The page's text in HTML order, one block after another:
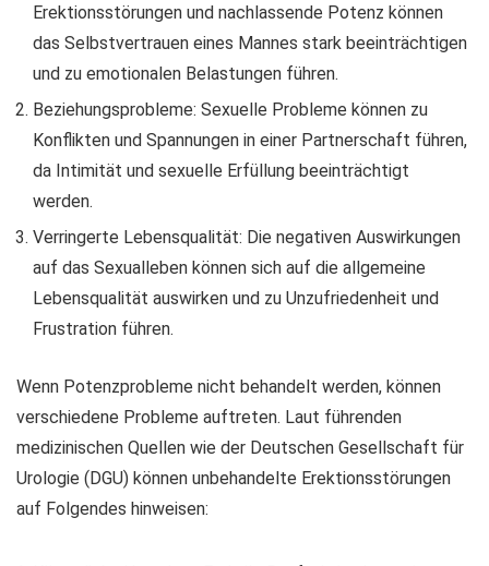
Erektionsstörungen und nachlassende Potenz können
das Selbstvertrauen eines Mannes stark beeinträchtigen
und zu emotionalen Belastungen führen.
Beziehungsprobleme: Sexuelle Probleme können zu
Konflikten und Spannungen in einer Partnerschaft führen,
da Intimität und sexuelle Erfüllung beeinträchtigt
werden.
Verringerte Lebensqualität: Die negativen Auswirkungen
auf das Sexualleben können sich auf die allgemeine
Lebensqualität auswirken und zu Unzufriedenheit und
Frustration führen.
Wenn Potenzprobleme nicht behandelt werden, können
verschiedene Probleme auftreten. Laut führenden
medizinischen Quellen wie der Deutschen Gesellschaft für
Urologie (DGU) können unbehandelte Erektionsstörungen
auf Folgendes hinweisen: